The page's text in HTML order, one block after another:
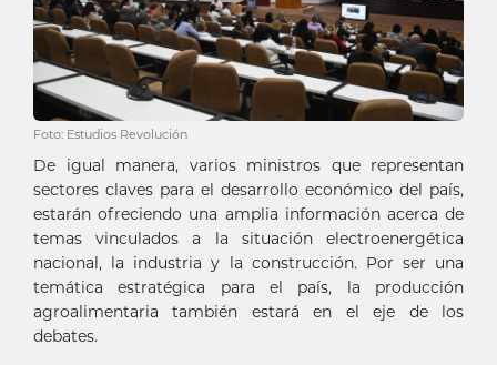
Foto: Estudios Revolución
De igual manera, varios ministros que representan
sectores claves para el desarrollo económico del país,
estarán ofreciendo una amplia información acerca de
temas vinculados a la situación electroenergética
nacional, la industria y la construcción. Por ser una
temática estratégica para el país, la producción
agroalimentaria también estará en el eje de los
debates.